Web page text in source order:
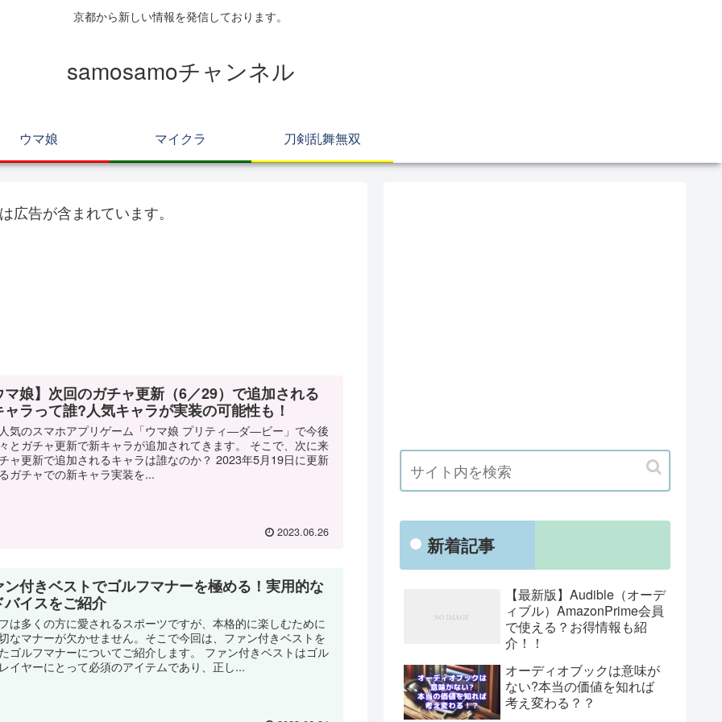
京都から新しい情報を発信しております。
samosamoチャンネル
ウマ娘 マイクラ 刀剣乱舞無双
広告が含まれています。
マ娘】次回のガチャ更新（6／29）で追加される
ャラって誰?人気キャラが実装の可能性も！
気のスマホアプリゲーム「ウマ娘 プリティ―ダ―ビー」で今後
とガチャ更新で新キャラが追加されてきます。 そこで、次に来
ャ更新で追加されるキャラは誰なのか？ 2023年5月19日に更新
ガチャでの新キャラ実装を...
2023.06.26
ン付きベストでゴルフマナーを極める！実用的な
バイスをご紹介
は多くの方に愛されるスポーツですが、本格的に楽しむために
なマナーが欠かせません。そこで今回は、ファン付きベストを
ゴルフマナーについてご紹介します。 ファン付きベストはゴル
イヤーにとって必須のアイテムであり、正し...
新着記事
【最新版】Audible（オーデ
ィブル）AmazonPrime会員
で使える？お得情報も紹
介！！
オーディオブックは意味が
ない?本当の価値を知れば
考え変わる？？